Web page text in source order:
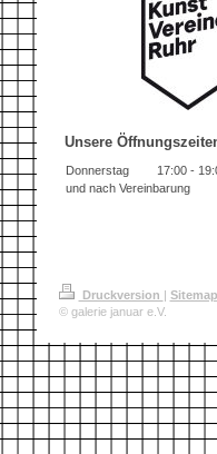
Unsere
Donnerstag 17:00-
und nach Vereinbarung
Druckversion | Sitemap
© galerie januar e.V.